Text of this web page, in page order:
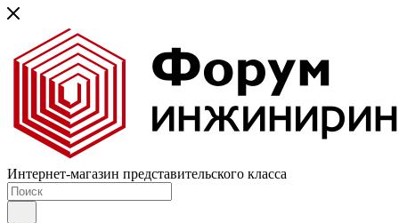
Интернет-магазин представительского класса